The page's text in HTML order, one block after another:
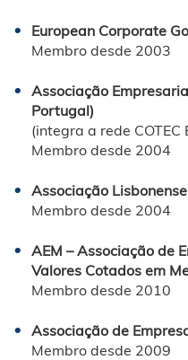
European Corporate
Membro desde 2003
Associação
Portugal)
(integra a rede COTEC
Membro desde 2004
Associação
Membro desde 2004
AEM – Associação de
Valores Cotados em
Membro desde 2010
Associação de
Membro desde 2009